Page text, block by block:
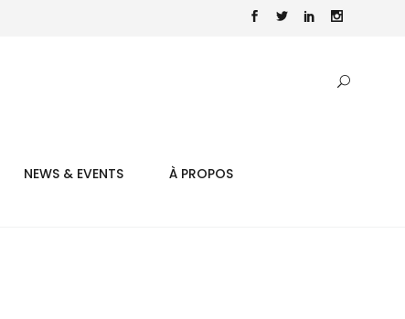
NEWS & EVENTS À PROPOS